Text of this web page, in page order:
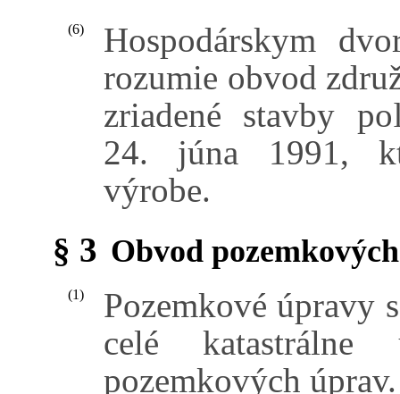
(6)
Hospodárskym
rozumie obvod
zriadené stavby
24. júna 1991,
výrobe.
§ 3 Obvod
(1)
Pozemkové úpravy
celé
pozemkových úprav.